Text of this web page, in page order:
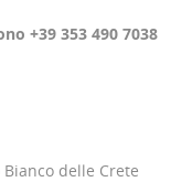
+39 353 490 7038
delle Crete